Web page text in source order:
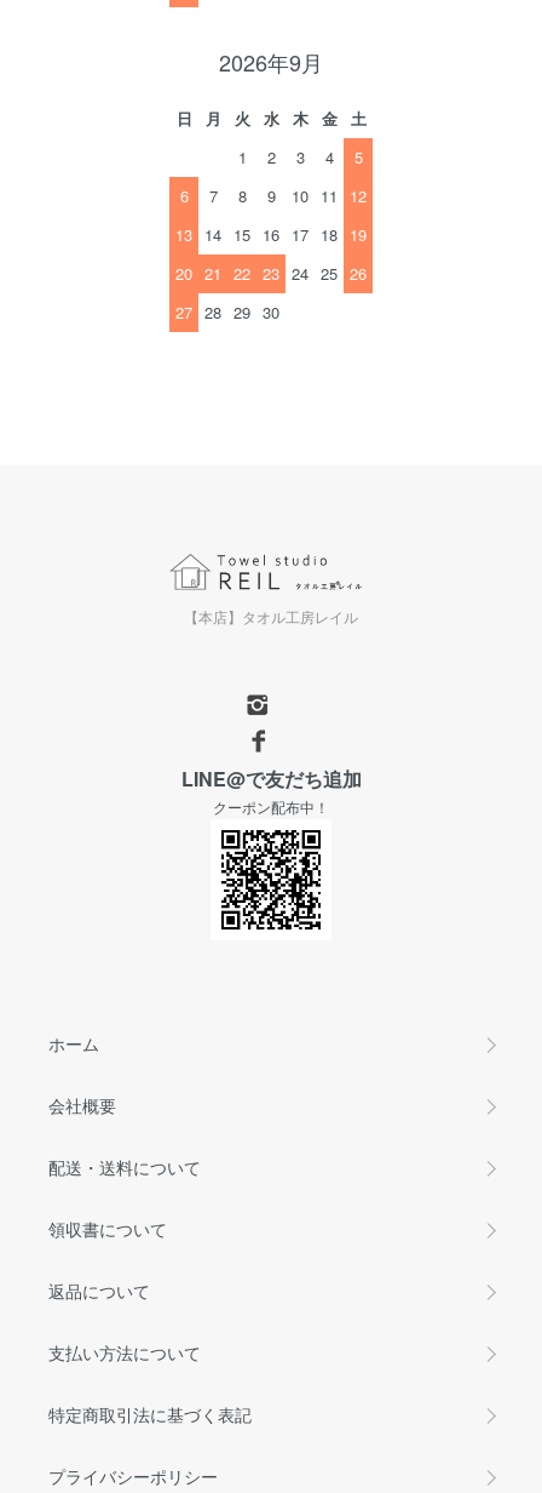
2026年9月
日 月 火 水 木 金
土
1
2 3 4
5
6
7 8 9 10 11
12
13 14 15 16 17 18 19
20 21 22 23 24 25 26
27 28 29 30
【本店】タオル工房レイル
LINE@で友だち追加
クーポン配布中！
ホーム
会社概要
配送・送料について
領収書について
返品について
支払い方法について
特定商取引法に基づく表記
プライバシーポリシー